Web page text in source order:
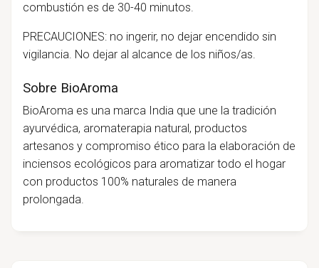
combustión es de 30-40 minutos.
PRECAUCIONES: no ingerir, no dejar encendido sin
vigilancia. No dejar al alcance de los niños/as.
Sobre BioAroma
BioAroma es una marca India que une la tradición
ayurvédica, aromaterapia natural, productos
artesanos y compromiso ético para la elaboración de
inciensos ecológicos para aromatizar todo el hogar
con productos 100% naturales de manera
prolongada.